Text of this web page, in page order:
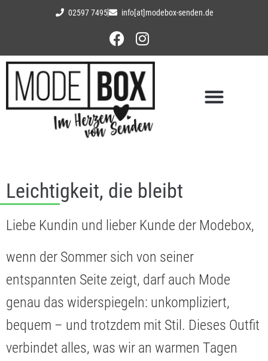
02597 7495 info[at]modebox-senden.de
Leichtigkeit, die bleibt
Liebe Kundin und lieber Kunde der Modebox,
wenn der Sommer sich von seiner
entspannten Seite zeigt, darf auch Mode
genau das widerspiegeln: unkompliziert,
bequem – und trotzdem mit Stil. Dieses Outfit
verbindet alles, was wir an warmen Tagen